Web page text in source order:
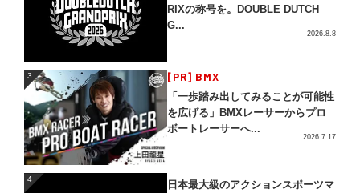
RIXの称号を。DOUBLE DUTCH
G...
2026.8.8
3 [PR] BMX
「一歩踏み出してみることが可能性
を広げる」BMXレーサーからプロ
ボートレーサーへ...
2026.7.17
4
日本最大級のアクションスポーツマ